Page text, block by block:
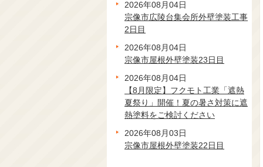
2026年08月04日
宗像市広陵台集会所外壁塗装工事
2日目
2026年08月04日
宗像市屋根外壁塗装23日目
2026年08月04日
【8月限定】フクモト工業「遮熱
夏祭り」開催！夏の暑さ対策に遮
熱塗料をご検討ください
2026年08月03日
宗像市屋根外壁塗装22日目